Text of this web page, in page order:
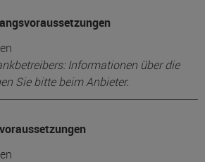
Informationen über die
Sie bitte beim Anbieter.